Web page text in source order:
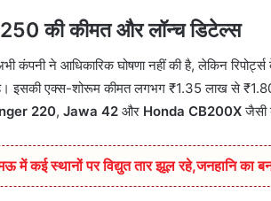
की कीमत और लॉन्च डिटेल्स
ने आधिकारिक घोषणा नहीं की है, लेकिन रिपोर्ट्स
इसकी एक्स-शोरूम कीमत लगभग ₹1.35 लाख से
220, Jawa 42 और Honda CB200Xजैसी
में कई स्थानों पर विद्युत तार झूल रहे,जनहानि का